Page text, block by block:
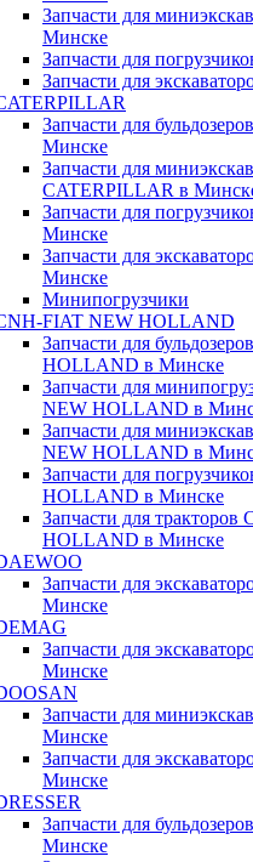
Запчасти для
Минске
Запчасти для
Запчасти для
Запчасти для
Минске
Запчасти для
CATERPILLAR в
Запчасти для
Минске
Запчасти для
Минскe
Минипогрузчики
FIAT NEW HOLLAND
Запчасти для
HOLLAND в Минске
Запчасти для
NEW HOLLAND в
Запчасти для
NEW HOLLAND в
Запчасти для
HOLLAND в Минске
Запчасти для
HOLLAND в Минске
Запчасти для
Минске
Запчасти для
Минске
Запчасти для
Минске
Запчасти для
Минске
Запчасти для
Минске